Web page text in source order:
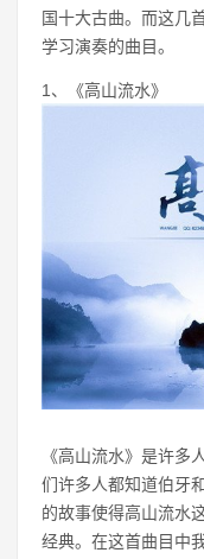
国十大古曲。而这几
学习演奏的曲目。
1、《高山流水》
《高山流水》是许多
们许多人都知道伯牙
的故事使得高山流水
经典。在这首曲目中